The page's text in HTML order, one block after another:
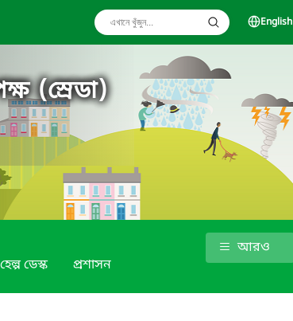
English
(স্রেডা)
ডেস্ক প্রশাসন
আরও